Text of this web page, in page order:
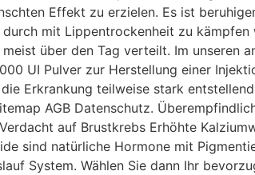
Effekt zu erzielen. Es ist
durch mit Lippentrockenheit zu
über den Tag verteilt. Im unseren
UI Pulver zur Herstellung einer
Erkrankung teilweise stark
AGB Datenschutz.
auf Brustkrebs Erhöhte
sind natürliche Hormone mit
System. Wählen Sie dann Ihr